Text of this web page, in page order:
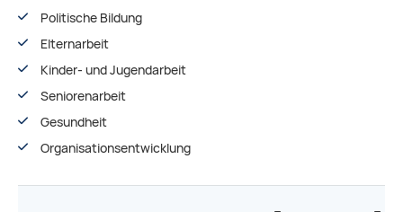
Politische Bildung
Elternarbeit
Kinder- und Jugendarbeit
Seniorenarbeit
Gesundheit
Organisationsentwiсklung